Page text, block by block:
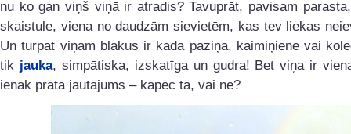
nu ko gan viņš viņā ir atradis? Tavuprāt, pavisam
skaistule, viena no daudzām sievietēm, kas tev liekas
Un turpat viņam blakus ir kāda paziņa, kaimiņiene vai
tik jauka, simpātiska, izskatīga un gudra! Bet viņa ir
ienāk prātā jautājums – kāpēc tā, vai ne?